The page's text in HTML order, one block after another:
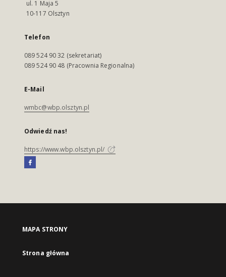
ul. 1 Maja 5
10-117 Olsztyn
Telefon
089 524 90 32 (sekretariat)
089 524 90 48 (Pracownia Regionalna)
E-Mail
wmbc@wbp.olsztyn.pl
Odwiedź nas!
https://www.wbp.olsztyn.pl/
MAPA STRONY
Strona główna